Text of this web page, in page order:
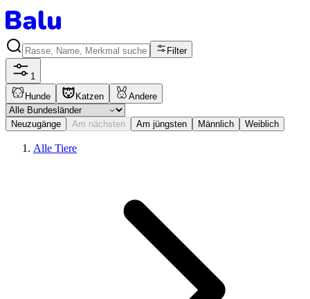
Filter
1
Hunde
Katzen Andere
Neuzugänge Am nächsten Am jüngsten Männlich Weiblich
Alle Tiere